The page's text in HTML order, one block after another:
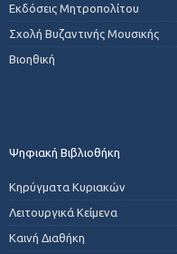
Εκδόσεις Μητροπολίτου
Σχολή Βυζαντινής Μουσικής
Βιοηθική
Ψηφιακή Βιβλιοθήκη
Κηρύγματα Κυριακών
Λειτουργικά Κείμενα
Καινή Διαθήκη